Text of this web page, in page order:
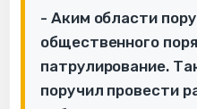
- Аким области
общественного
патрулирование.
поручил провести